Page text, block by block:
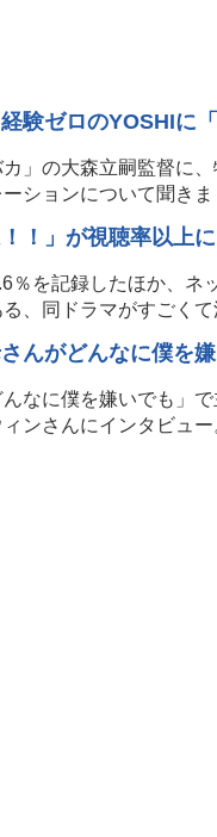
験ゼロのYOSHIに
」の大森立嗣監督に
ションについて聞きま
！！」が視聴率以上
％を記録したほか、ネ
、同ドラマがすごく
んがどんなに僕を
なに僕を嫌いでも」
ンさんにインタビュ